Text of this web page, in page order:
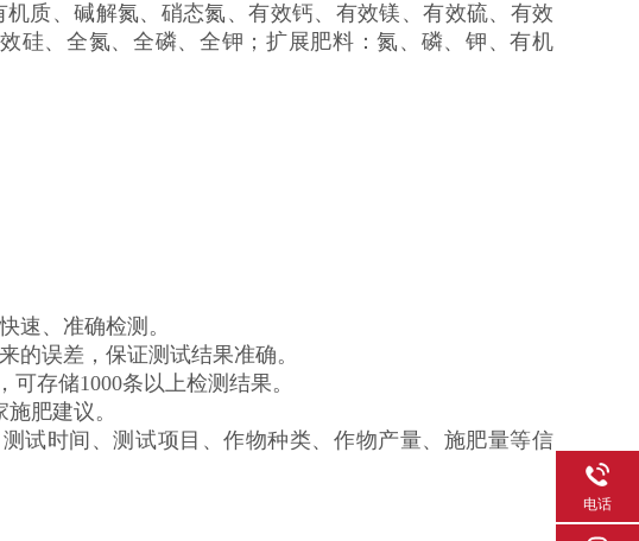
质、碱解氮、硝态氮、有效钙、有效镁、有效硫、有效
硅、全氮、全磷、全钾；扩展肥料：氮、磷、钾、有机
速、准确检测。
的误差，保证测试结果准确。
存储1000条以上检测结果。
肥建议。
试时间、测试项目、作物种类、作物产量、施肥量等信
电话